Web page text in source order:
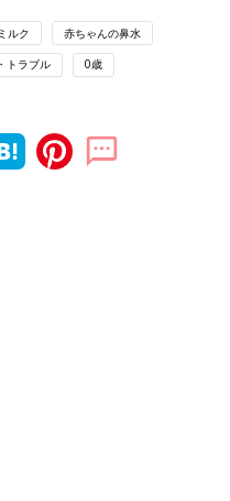
いたらおっぱい、という指
、逆に飲みすぎによる問題
います。
にくびれがなく、ま
ルク 赤ちゃんの鼻水
トラブル 0歳